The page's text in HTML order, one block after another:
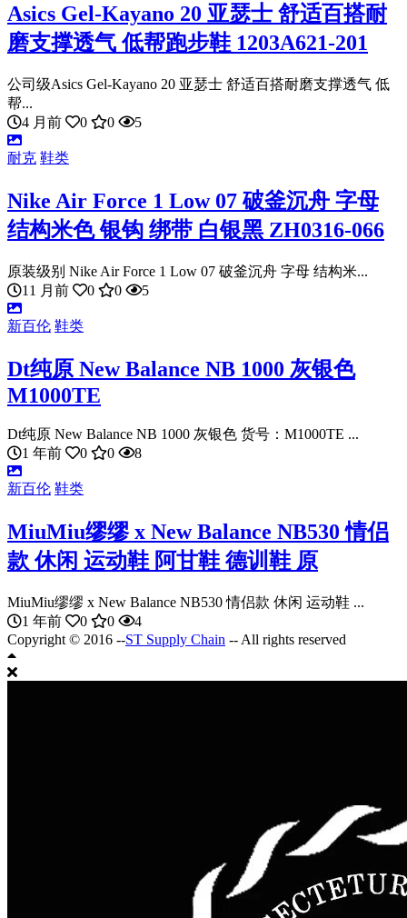
Asics Gel-Kayano 20 亚瑟士 舒适百搭耐
磨支撑透气 低帮跑步鞋 1203A621-201
公司级Asics Gel-Kayano 20 亚瑟士 舒适百搭耐磨支撑透气 低
帮...
4 月前
0 0 5
耐克 鞋类
Nike Air Force 1 Low 07 破釜沉舟 字母
结构米色 银钩 绑带 白银黑 ZH0316-066
原装级别 Nike Air Force 1 Low 07 破釜沉舟 字母 结构米...
11 月前
0 0 5
新百伦 鞋类
Dt纯原 New Balance NB 1000 灰银色
M1000TE
Dt纯原 New Balance NB 1000 灰银色 货号：M1000TE ...
1 年前
0 0 8
新百伦 鞋类
MiuMiu缪缪 x New Balance NB530 情侣
款 休闲 运动鞋 阿甘鞋 德训鞋 原
MiuMiu缪缪 x New Balance NB530 情侣款 休闲 运动鞋 ...
1 年前
0 0
4
Copyright © 2016 --ST Supply Chain -- All rights reserved